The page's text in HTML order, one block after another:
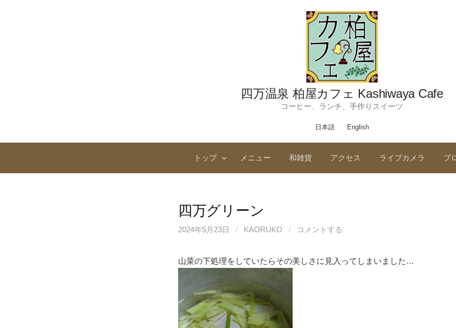
四万温泉 柏屋カフェ Kashiwaya Cafe
コーヒー、ランチ、手作りスイーツ
日本語 English
トップ メニュー 和雑貨 アクセス ライブカメラ ブ
四万グリーン
2024年5月23日 / KAORUKO / コメントする
山菜の下処理をしていたらその美しさに見入ってしまいました…